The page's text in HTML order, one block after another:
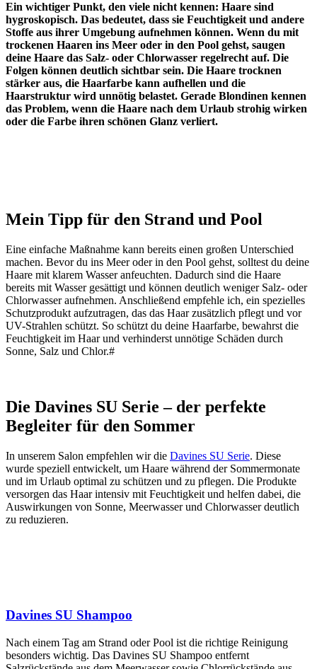
Ein wichtiger Punkt, den viele nicht kennen: Haare sind
hygroskopisch. Das bedeutet, dass sie Feuchtigkeit und andere
Stoffe aus ihrer Umgebung aufnehmen können. Wenn du mit
trockenen Haaren ins Meer oder in den Pool gehst, saugen
deine Haare das Salz- oder Chlorwasser regelrecht auf. Die
Folgen können deutlich sichtbar sein. Die Haare trocknen
stärker aus, die Haarfarbe kann aufhellen und die
Haarstruktur wird unnötig belastet. Gerade Blondinen kennen
das Problem, wenn die Haare nach dem Urlaub strohig wirken
oder die Farbe ihren schönen Glanz verliert.
Mein Tipp für den Strand und Pool
Eine einfache Maßnahme kann bereits einen großen Unterschied
machen. Bevor du ins Meer oder in den Pool gehst, solltest du deine
Haare mit klarem Wasser anfeuchten. Dadurch sind die Haare
bereits mit Wasser gesättigt und können deutlich weniger Salz- oder
Chlorwasser aufnehmen. Anschließend empfehle ich, ein spezielles
Schutzprodukt aufzutragen, das das Haar zusätzlich pflegt und vor
UV-Strahlen schützt. So schützt du deine Haarfarbe, bewahrst die
Feuchtigkeit im Haar und verhinderst unnötige Schäden durch
Sonne, Salz und Chlor.#
Die Davines SU Serie – der perfekte
Begleiter für den Sommer
In unserem Salon empfehlen wir die Davines SU Serie. Diese
wurde speziell entwickelt, um Haare während der Sommermonate
und im Urlaub optimal zu schützen und zu pflegen. Die Produkte
versorgen das Haar intensiv mit Feuchtigkeit und helfen dabei, die
Auswirkungen von Sonne, Meerwasser und Chlorwasser deutlich
zu reduzieren.
Davines SU Shampoo
Nach einem Tag am Strand oder Pool ist die richtige Reinigung
besonders wichtig. Das Davines SU Shampoo entfernt